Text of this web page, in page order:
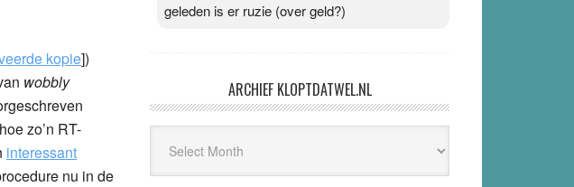
kopie])
wobbly
zo’n RT-
interessant
nu in de
geleden is er ruzie (over geld?)
ARCHIEF KLOPTDATWEL.NL
Kloptdatwel.nl